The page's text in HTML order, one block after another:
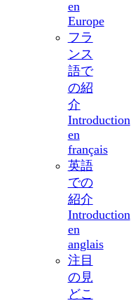
en
Europe
フラ
ンス
語で
の紹
介
Introduction
en
français
英語
での
紹介
Introduction
en
anglais
注目
の見
どこ